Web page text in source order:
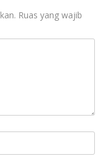
Ruas yang wajib